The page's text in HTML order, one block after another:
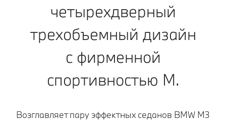
четырехдверный
трехобъемный дизайн
с фирменной
спортивностью M.
Возглавляет пару эффектных седанов BMW M3